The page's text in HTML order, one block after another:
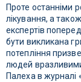
Проте останніми
лікування, а
експертів
бути викликана
потепління
людей
Палеха в журналі